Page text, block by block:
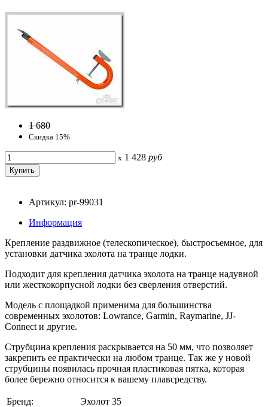
1 680
Скидка 15%
x 1 428 руб
Артикул: pr-99031
Информация
Крепление раздвижное (телескопическое), быстросъемное, для
установки датчика эхолота на транце лодки.
Подходит для крепления датчика эхолота на транце надувной
или жесткокорпусной лодки без сверления отверстий.
Модель с площадкой применима для большинства
современных эхолотов: Lowrance, Garmin, Raymarine, JJ-
Connect и другие.
Струбцина крепления раскрывается на 50 мм, что позволяет
закрепить ее практически на любом транце. Так же у новой
струбцины появилась прочная пластиковая пятка, которая
более бережно относится к вашему плавсредству.
Бренд:
Эхолот 35